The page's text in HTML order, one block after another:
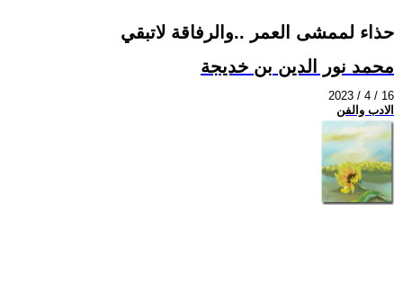
حذاء لممشى العمر ..والرفاقة لاتبقي
محمد نور الدين بن خديجة
2023 / 4 / 16
الادب والفن